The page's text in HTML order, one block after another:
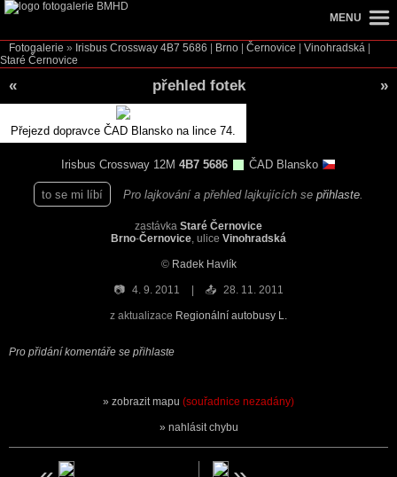
Fotogalerie » Irisbus Crossway 4B7 5686 Brno Černovice Vinohradská
Staré Černovice
« přehled fotek »
Přejezd dopravce ČAD Blansko na lince 74.
Irisbus Crossway 12M 4B7 5686 ČAD Blansko
to se mi líbí Pro lajkování a přehled lajkujících se přihlaste
zastávka Staré Černovice
Brno-Černovice, ulice Vinohradská
© Radek Havlík
📷 4. 9. 2011 📤 28. 11. 2011
z aktualizace Regionální autobusy L.
Pro přidání komentáře se přihlaste
zobrazit mapu (souřadnice nezadány)
nahlásit chybu
MENU